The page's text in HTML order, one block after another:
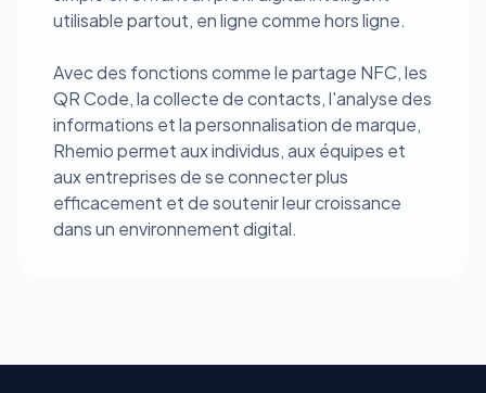
utilisable partout, en ligne comme hors ligne.
Avec des fonctions comme le partage NFC, les
QR Code, la collecte de contacts, l'analyse des
informations et la personnalisation de marque,
Rhemio permet aux individus, aux équipes et
aux entreprises de se connecter plus
efficacement et de soutenir leur croissance
dans un environnement digital.